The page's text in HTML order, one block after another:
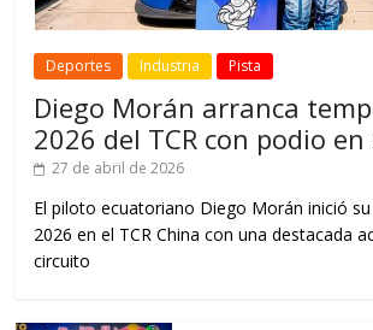
Deportes Industria Pista
Diego Morán arranca
2026 del TCR con podio
27 de abril de 2026
El piloto ecuatoriano Diego Morán inició
2026 en el TCR China con una destacada
circuito